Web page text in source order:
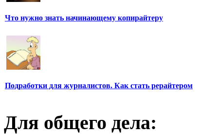
Что нужно знать начинающему копирайтеру
Подработки для журналистов. Как стать рерайтером
Для общего дела: